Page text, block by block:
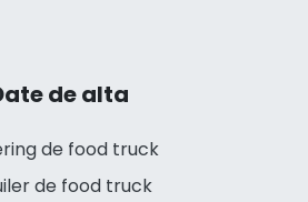
de alta
de food truck
de food truck